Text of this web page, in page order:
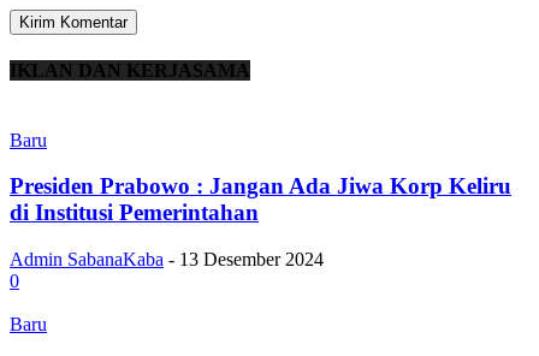
IKLAN DAN KERJASAMA
Baru
Presiden Prabowo : Jangan Ada Jiwa Korp Keliru
di Institusi Pemerintahan
Admin SabanaKaba - 13 Desember 2024
0
Baru